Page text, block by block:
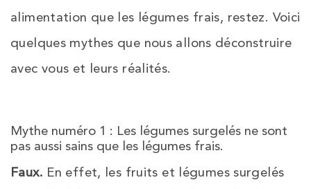
alimentation que les légumes frais, restez. Voici
quelques mythes que nous allons déconstruire
avec vous et leurs réalités.
Mythe numéro 1 : Les légumes surgelés ne sont
pas aussi sains que les légumes frais.
Faux. En effet, les fruits et légumes surgelés